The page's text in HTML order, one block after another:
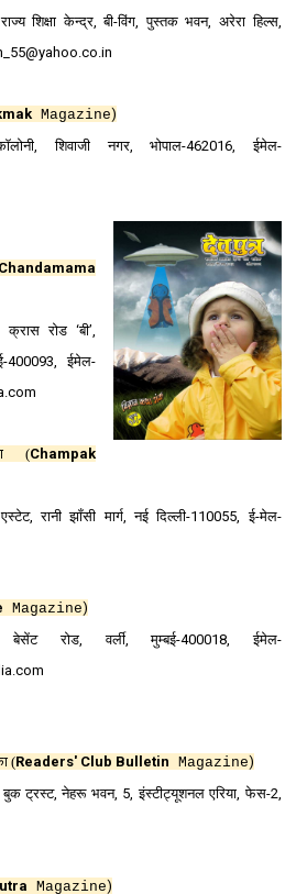
शिक्षा केन्‍द्र, बी-विंग, पुस्‍तक भवन, अरेरा हिल्‍स,
Magazine)
शिवाजी नगर, भोपाल-462016, ईमेल-
रोड ‘बी’,
400093, ईमेल-
(Champak
रानी झॉंसी मार्ग, नई दिल्‍ली-110055, ई-मेल-
Magazine)
रोड, वर्ली, मुम्‍बई-400018, ईमेल-
(Readers' Club Bulletin Magazine)
बुक ट्रस्‍ट, नेहरू भवन, 5, इंस्‍टीट्यूशनल एरिया, फेस-2,
Magazine)